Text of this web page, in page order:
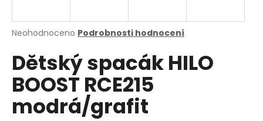
Průměrné
produktu
je
0,0
5
hvězdiček.
Neohodnoceno Podrobnosti hodnocení
Dětský spacák HILO
BOOST RCE215
modrá/grafit
j
t
?